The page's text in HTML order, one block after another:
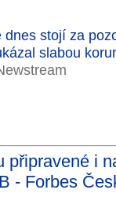
dnes stojí za
slabou
připravené i
- Forbes